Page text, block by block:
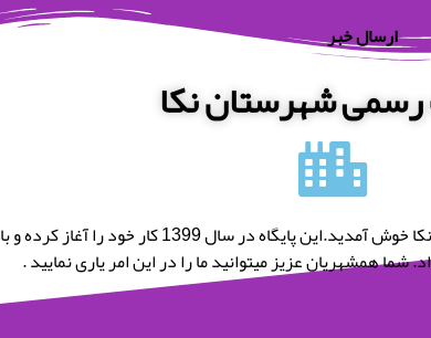
ارسال خبر
شهرستان نکا
به پایگاه خبری و تفریحی شهرستان نکا خوش آمدید.این پایگاه در سال 1399 کار خود را آغاز کرده و با
همشهریان عزیز میتوانید ما را در این امر یاری نمایید .